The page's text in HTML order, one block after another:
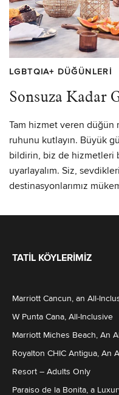
LGBTQIA+ DÜĞÜNLERI
Sonsuza Kadar
Tam hizmet veren düğün
ruhunu kutlayın. Büyük
bildirin, biz de hizmetleri
uyarlayalım. Siz,
destinasyonlarımız
TATIL KÖYLERIMIZ
Marriott Cancun, an All-
W Punta Cana, All-Inclusive
Marriott Miches Beach, An
Royalton CHIC Antigua, An
Resort – Adults Only
Paraiso de la Bonita, a